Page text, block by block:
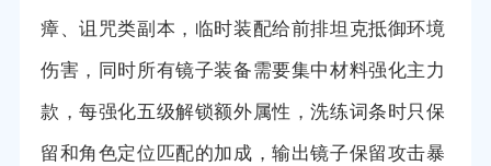
瘴、诅咒类副本，临时装配给前排坦克抵御环境
伤害，同时所有镜子装备需要集中材料强化主力
款，每强化五级解锁额外属性，洗练词条时只保
留和角色定位匹配的加成，输出镜子保留攻击暴